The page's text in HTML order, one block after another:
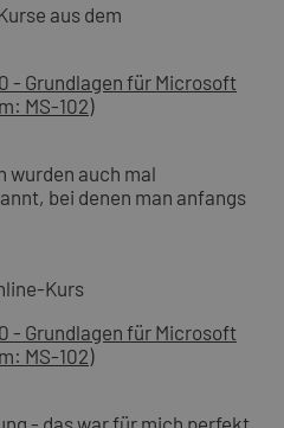
aus dem
- Grundlagen für Microsoft
MS-102)
wurden auch mal
bei denen man anfangs
Kurs
- Grundlagen für Microsoft
MS-102)